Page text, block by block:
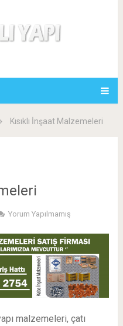
Kısıklı İnşaat Malzemeleri
Yorum Yapılmamış
malzemeleri, çatı